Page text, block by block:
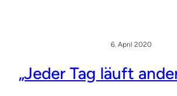
6. April 2020
„Jeder Tag läuft